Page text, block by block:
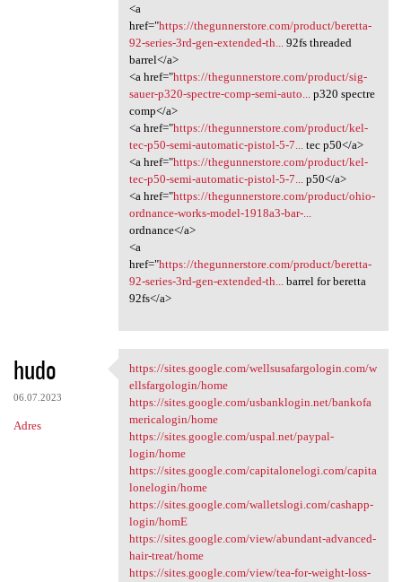
<a
href="https://thegunnerstore.com/product/beretta-
92-series-3rd-gen-extended-th...
92fs threaded
barrel</a>
<a href="https://thegunnerstore.com/product/sig-
sauer-p320-spectre-comp-semi-auto...
p320 spectre
comp</a>
<a href="https://thegunnerstore.com/product/kel-
tec-p50-semi-automatic-pistol-5-7...
tec p50</a>
<a href="https://thegunnerstore.com/product/kel-
tec-p50-semi-automatic-pistol-5-7...
p50</a>
<a href="https://thegunnerstore.com/product/ohio-
ordnance-works-model-1918a3-bar-...
ordnance</a>
<a
href="https://thegunnerstore.com/product/beretta-
92-series-3rd-gen-extended-th...
barrel for beretta
92fs</a>
hudo
06.07.2023
Adres
https://sites.google.com
https://sites.google.com/wellsusafargologin.com/w
ellsfargologin/home
https://sites.google.com/usbanklogin.net/bankofa
mericalogin/home
https://sites.google.com/uspal.net/paypal-
login/home
https://sites.google.com/capitalonelogi.com/capita
lonelogin/home
https://sites.google.com/walletslogi.com/cashapp-
login/homE
https://sites.google.com/view/abundant-advanced-
hair-treat/home
https://sites.google.com/view/tea-for-weight-loss-